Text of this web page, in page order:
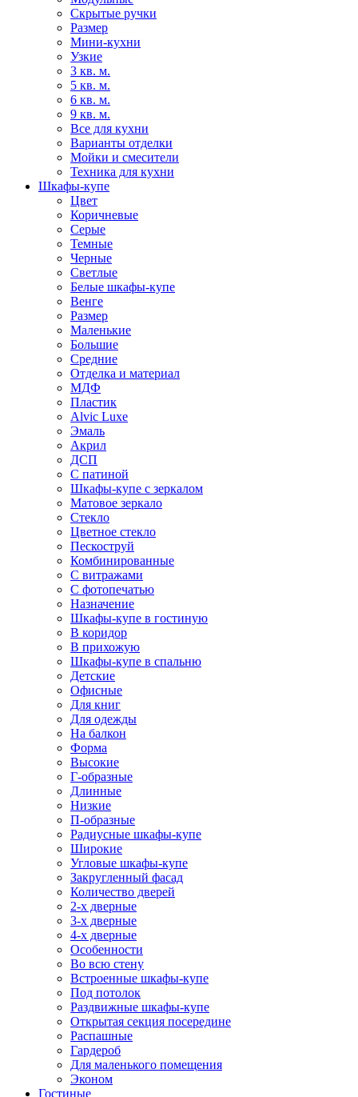
Скрытые ручки
Размер
Мини-кухни
Узкие
3 кв. м.
5 кв. м.
6 кв. м.
9 кв. м.
Все для кухни
Варианты отделки
Мойки и смесители
Техника для кухни
Шкафы-купе
Цвет
Коричневые
Серые
Темные
Черные
Светлые
Белые шкафы-купе
Венге
Размер
Маленькие
Большие
Средние
Отделка и материал
МДФ
Пластик
Alvic Luxe
Эмаль
Акрил
ДСП
С патиной
Шкафы-купе с зеркалом
Матовое зеркало
Стекло
Цветное стекло
Пескоструй
Комбинированные
С витражами
С фотопечатью
Назначение
Шкафы-купе в гостиную
В коридор
В прихожую
Шкафы-купе в спальню
Детские
Офисные
Для книг
Для одежды
На балкон
Форма
Высокие
Г-образные
Длинные
Низкие
П-образные
Радиусные шкафы-купе
Широкие
Угловые шкафы-купе
Закругленный фасад
Количество дверей
2-х дверные
3-х дверные
4-х дверные
Особенности
Во всю стену
Встроенные шкафы-купе
Под потолок
Раздвижные шкафы-купе
Открытая секция посередине
Распашные
Гардероб
Для маленького помещения
Эконом
Гостиные